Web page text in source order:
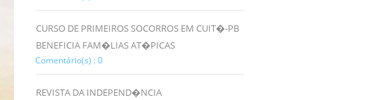
CURSO DE PRIMEIROS SOCORROS EM CUIT�-PB
BENEFICIA FAM�LIAS AT�PICAS
Comentário(s) : 0
REVISTA DA INDEPEND�NCIA